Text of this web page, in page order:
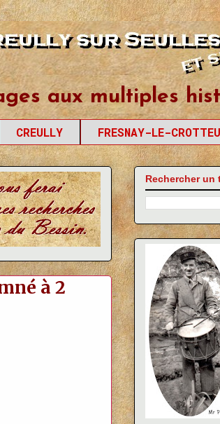
aux multiples
CREULLY FRESNAY-LE-
à 2
Rechercher un